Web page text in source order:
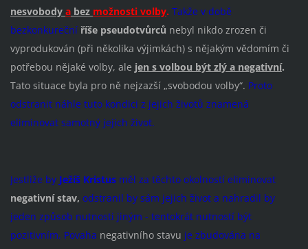
nesvobody abez možnosti volby. Takže v době
bezkonkureční říše pseudotvůrců nebyl nikdo zrozen či
vyprodukován (při několika výjimkách) s nějakým vědomím či
potřebou nějaké volby, ale jen s volbou být zlý a negativní.
Tato situace byla pro ně nejzazší „svobodou volby“. Proto
odstranit náhle tuto kondici z jejich životů znamená
eliminovat samotný jejich život.
Jestliže by Ježíš Kristusměl za těchto okolností eliminovat
negativní stav, odstranil by sám jejich život a nahradil by
jeden způsob nutnosti jiným - tentokrát nutností být
pozitivním. Povaha negativního stavu je zbudována na